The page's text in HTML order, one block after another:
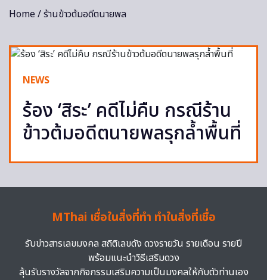
Home/ ร้านข้าวต้มอดีตนายพล
NEWS
ร้อง ‘สิระ’ คดีไม่คืบ กรณีร้าน
ข้าวต้มอดีตนายพลรุกล้ำพื้นที่
MThai เชื่อในสิ่งที่ทำ ทำในสิ่งที่เชื่อ
รับข่าวสารเลขมงคล สถิติเลขดัง ดวงรายวัน รายเดือน รายปี
พร้อมแนะนำวิธีเสริมดวง
ลุ้นรับรางวัลจากกิจกรรมเสริมความเป็นมงคลให้กับตัวท่านเอง